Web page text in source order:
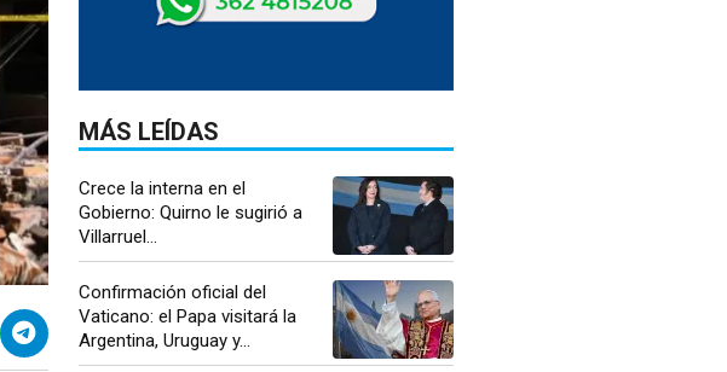
MÁS LEÍDAS
Crece la interna en el
Gobierno: Quirno le sugirió a
Villarruel...
Confirmación oficial del
Vaticano: el Papa visitará la
Argentina, Uruguay y...